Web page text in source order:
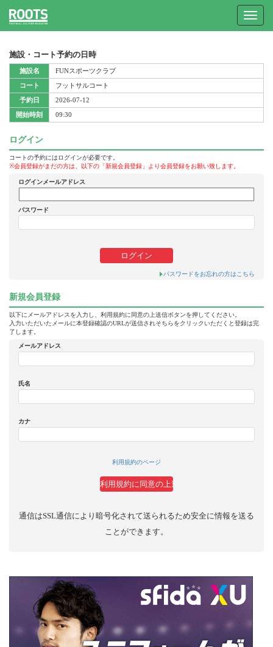
Toggle
施設・コート予約の日時
施設名
コート
予約日
開始時刻
FUNスポーツクラブ
フットサルコート
2026-07-12
09:30
ログイン
コートの予約にはログインが必要です。
※会員登録がまだの方は、以下の「新規会員登録」より会員登録をお願い致します。
ログインメールアドレス
パスワード
パスワードをお忘れの方はこちら
新規会員登録
以下にメールアドレスを入力し、利用規約に同意の上送信ボタンを押してください。
入力いただいたメールに本登録確認のURLが送信されそちらをクリックいただくと登録は完
了します。
メールアドレス
氏名
カナ
利用規約のページ
通信はSSL通信により暗号化されて送られるため安全に情報を送る
ことができます。